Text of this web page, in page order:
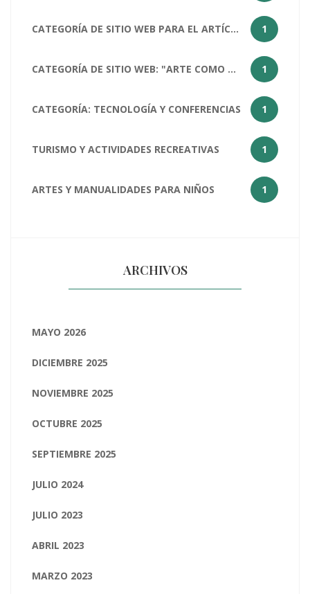
CATEGORÍA DE SITIO WEB PARA EL ARTÍCULO "¿CÓMO ESTÁS?": SALUD Y BIENESTAR 1
CATEGORÍA DE SITIO WEB: "ARTE COMO MATERIA ESCOLAR 1
CATEGORÍA: TECNOLOGÍA Y CONFERENCIAS 1
TURISMO Y ACTIVIDADES RECREATIVAS 1
ARTES Y MANUALIDADES PARA NIÑOS 1
ARCHIVOS
MAYO 2026
DICIEMBRE 2025
NOVIEMBRE 2025
OCTUBRE 2025
SEPTIEMBRE 2025
JULIO 2024
JULIO 2023
ABRIL 2023
MARZO 2023